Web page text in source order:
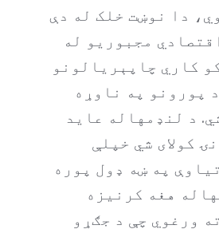
دا نوښت خلک له دې
مجبوریو له
کاري چاپېریالونو
د پورونو په ناوړه
د لنډمهاله عاید
کولای شي خپلې
په ښه ډول پوره
هغه کرنیزه
ورغوي چې د جګړو